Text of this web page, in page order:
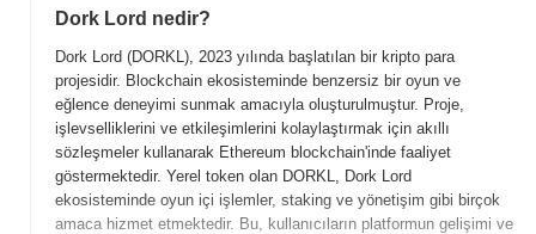
Dork Lord nedir?
Dork Lord (DORKL), 2023 yılında başlatılan bir kripto para
projesidir. Blockchain ekosisteminde benzersiz bir oyun ve
eğlence deneyimi sunmak amacıyla oluşturulmuştur. Proje,
işlevselliklerini ve etkileşimlerini kolaylaştırmak için akıllı
sözleşmeler kullanarak Ethereum blockchain'inde faaliyet
göstermektedir. Yerel token olan DORKL, Dork Lord
ekosisteminde oyun içi işlemler, staking ve yönetişim gibi birçok
amaca hizmet etmektedir. Bu, kullanıcıların platformun gelişimi ve